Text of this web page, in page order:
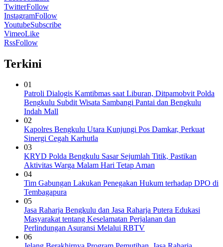
TwitterFollow
InstagramFollow
YoutubeSubscribe
VimeoLike
RssFollow
Terkini
01
Patroli Dialogis Kamtibmas saat Liburan, Ditpamobvit Polda
Bengkulu Subdit Wisata Sambangi Pantai dan Bengkulu
Indah Mall
02
Kapolres Bengkulu Utara Kunjungi Pos Damkar, Perkuat
Sinergi Cegah Karhutla
03
KRYD Polda Bengkulu Sasar Sejumlah Titik, Pastikan
Aktivitas Warga Malam Hari Tetap Aman
04
Tim Gabungan Lakukan Penegakan Hukum terhadap DPO di
Tembagapura
05
Jasa Raharja Bengkulu dan Jasa Raharja Putera Edukasi
Masyarakat tentang Keselamatan Perjalanan dan
Perlindungan Asuransi Melalui RBTV
06